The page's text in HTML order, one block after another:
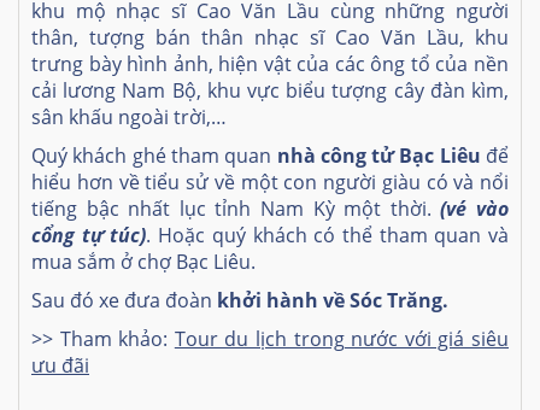
khu mộ nhạc sĩ Cao Văn Lầu cùng những người
thân, tượng bán thân nhạc sĩ Cao Văn Lầu, khu
trưng bày hình ảnh, hiện vật của các ông tổ của nền
cải lương Nam Bộ, khu vực biểu tượng cây đàn kìm,
sân khấu ngoài trời,…
Quý khách ghé tham quan nhà công tử Bạc Liêu để
hiểu hơn về tiểu sử về một con người giàu có và nổi
tiếng bậc nhất lục tỉnh Nam Kỳ một thời.(vé vào
cổng tự túc). Hoặc quý khách có thể tham quan và
mua sắm ở chợ Bạc Liêu.
Sau đó xe đưa đoàn khởi hành về Sóc Trăng.
>> Tham khảo: Tour du lịch trong nước với giá siêu
ưu đãi